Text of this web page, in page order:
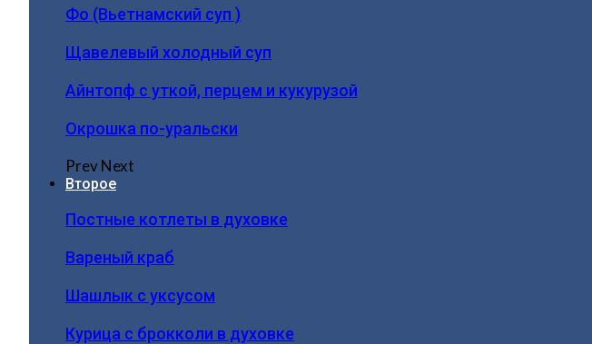
Фо (Вьетнамский суп )
Щавелевый холодный суп
Айнтопф с уткой, перцем и кукурузой
Окрошка по-уральски
PrevNext
Второе
Постные котлеты в духовке
Вареный краб
Шашлык с уксусом
Курица с брокколи в духовке